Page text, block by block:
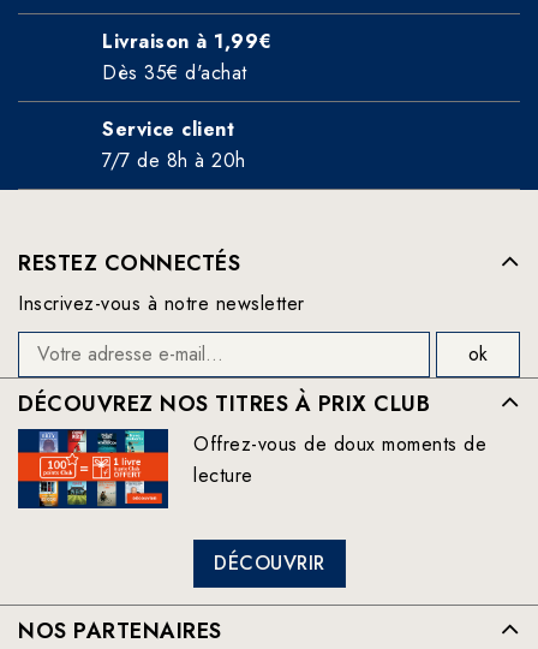
Livraison à 1,99€
Dès 35€ d'achat
Service client
7/7 de 8h à 20h
RESTEZ CONNECTÉS
Inscrivez-vous à notre newsletter
DÉCOUVREZ NOS TITRES À PRIX CLUB
Offrez-vous de doux moments de
lecture
DÉCOUVRIR
NOS PARTENAIRES